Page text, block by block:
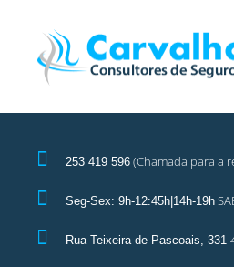
253 419 596 (Chamada para a
Seg-Sex: 9h-12:45h|14h-19h
Rua Teixeira de Pascoais, 331